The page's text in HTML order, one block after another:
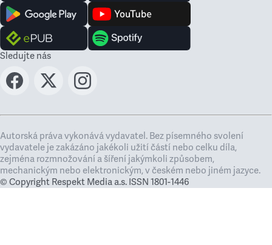
Sledujte nás
Autorská práva vykonává vydavatel. Bez písemného svolení
vydavatele je zakázáno jakékoli užití částí nebo celku díla,
zejména rozmnožování a šíření jakýmkoli způsobem,
mechanickým nebo elektronickým, v českém nebo jiném jazyce.
© Copyright Respekt Media a.s. ISSN 1801-1446